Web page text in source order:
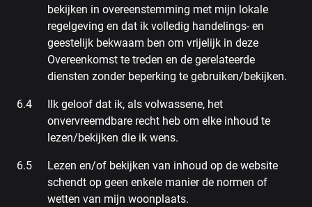
bekijken in overeenstemming met mijn lokale
regelgeving en dat ik volledig handelings- en
geestelijk bekwaam ben om vrijelijk in deze
Overeenkomst te treden en de gerelateerde
diensten zonder beperking te gebruiken/bekijken.
IIk geloof dat ik, als volwassene, het
onvervreemdbare recht heb om elke inhoud te
lezen/bekijken die ik wens.
Lezen en/of bekijken van inhoud op de website
schendt op geen enkele manier de normen of
wetten van mijn woonplaats.